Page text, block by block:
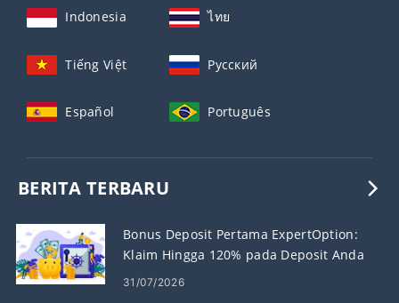
Indonesia ไทย
Tiếng Việt Русский
Español Português
BERITA TERBARU
Bonus Deposit Pertama ExpertOption:
Klaim Hingga 120% pada Deposit Anda
31/07/2026